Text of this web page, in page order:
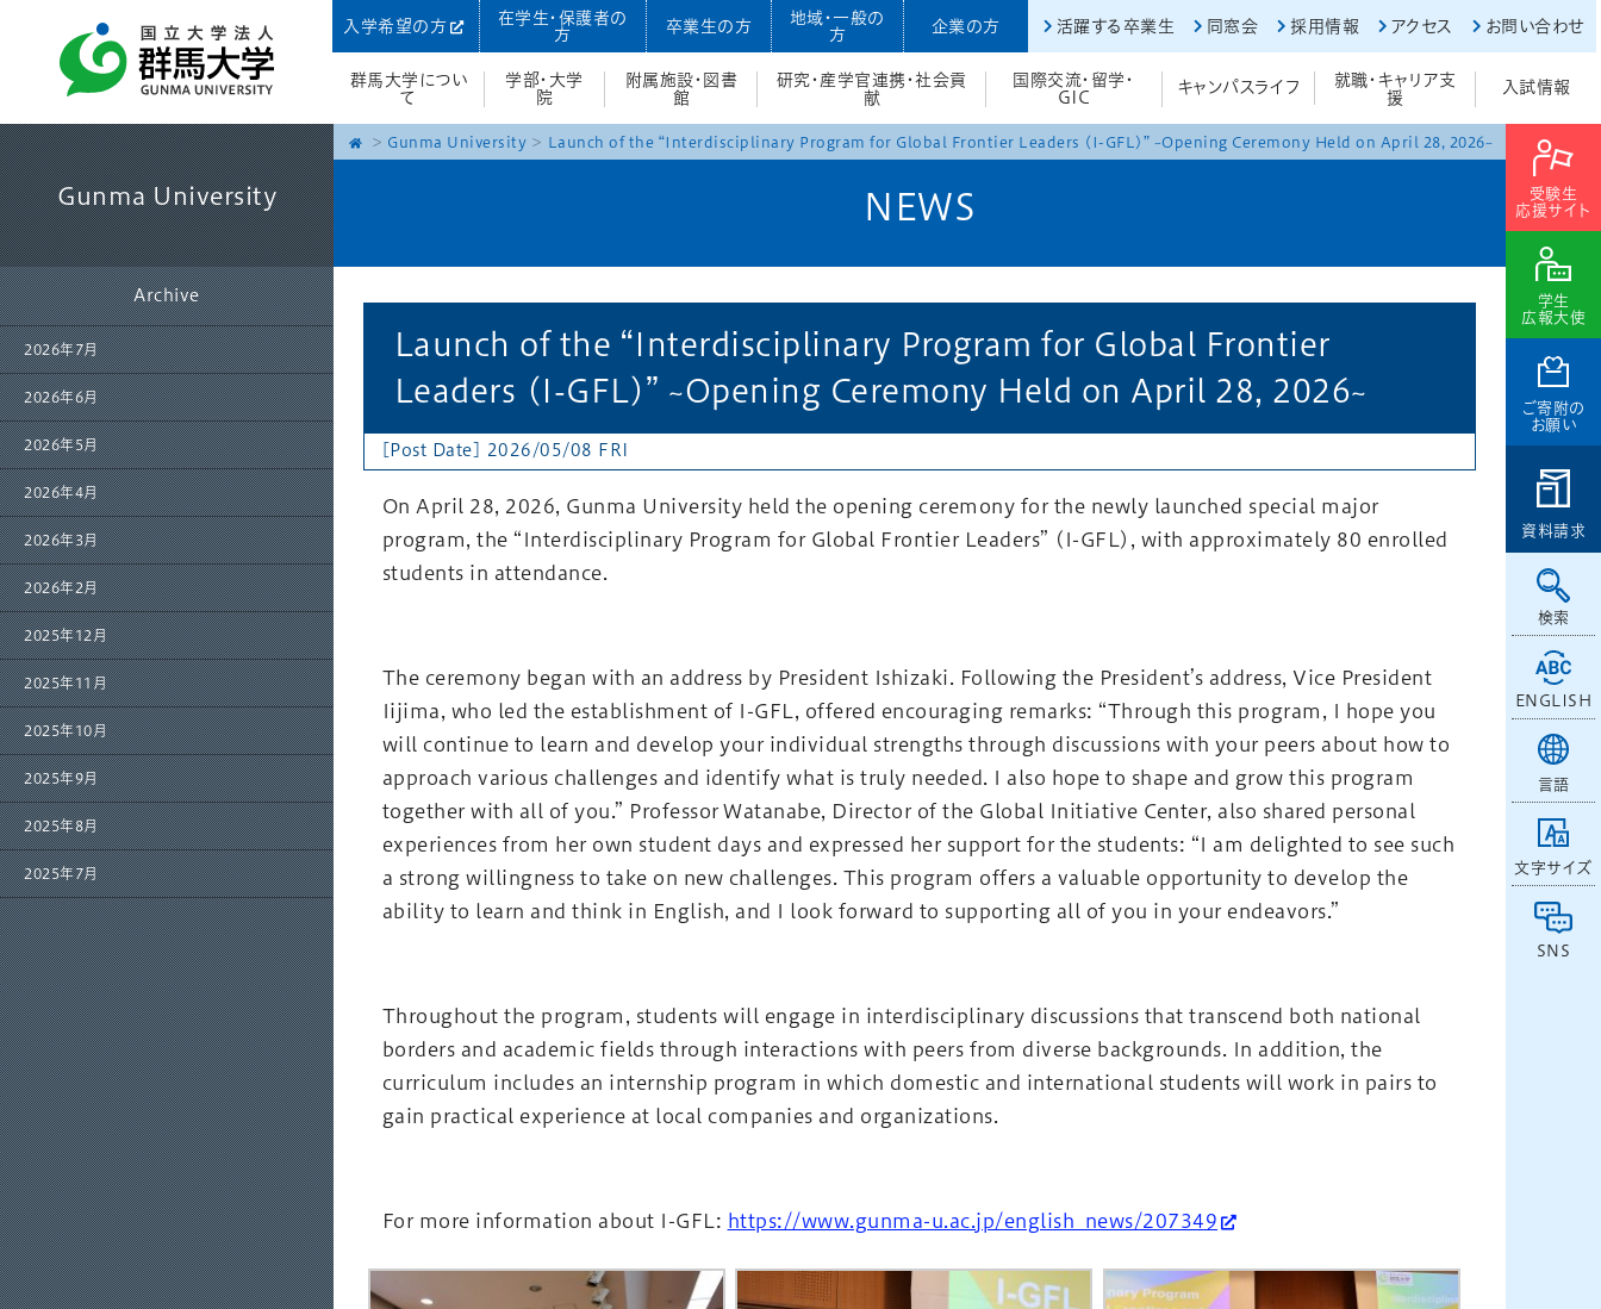
入学希望の方
在学生・保護者の
方
卒業生の方
地域・一般の
方
企業の方 活躍する卒業生 同窓会 採用情報 アクセス お問い合わせ
群馬大学につい
て
学部・大学
院
附属施設・図書
館
研究・産学官連携・社会貢
献
国際交流・留学・
GIC
キャンパスライフ
就職・キャリア支
援
入試情報
受験生
応援サイト
学生
広報大使
ご寄附の
お願い
資料請求
検索
ENGLISH
言語
文字サイズ
SNS
Gunma University
Archive
2026年7月
2026年6月
2026年5月
2026年4月
2026年3月
2026年2月
2025年12月
2025年11月
2025年10月
2025年9月
2025年8月
2025年7月
Gunma University Launch of the “Interdisciplinary Program for Global Frontier Leaders (I-GFL)” ~Opening Ceremony Held on April 28, 2026~
NEWS
Launch of the “Interdisciplinary Program for Global Frontier
Leaders (I-GFL)” ~Opening Ceremony Held on April 28, 2026~
[Post Date] 2026/05/08 FRI
On April 28, 2026, Gunma University held the opening ceremony for the newly launched special major
program, the “Interdisciplinary Program for Global Frontier Leaders” (I-GFL), with approximately 80 enrolled
students in attendance.
The ceremony began with an address by President Ishizaki. Following the President’s address, Vice President
Iijima, who led the establishment of I-GFL, offered encouraging remarks: “Through this program, I hope you
will continue to learn and develop your individual strengths through discussions with your peers about how to
approach various challenges and identify what is truly needed. I also hope to shape and grow this program
together with all of you.” Professor Watanabe, Director of the Global Initiative Center, also shared personal
experiences from her own student days and expressed her support for the students: “I am delighted to see such
a strong willingness to take on new challenges. This program offers a valuable opportunity to develop the
ability to learn and think in English, and I look forward to supporting all of you in your endeavors.”
Throughout the program, students will engage in interdisciplinary discussions that transcend both national
borders and academic fields through interactions with peers from diverse backgrounds. In addition, the
curriculum includes an internship program in which domestic and international students will work in pairs to
gain practical experience at local companies and organizations.
For more information about I-GFL: https://www.gunma-u.ac.jp/english_news/207349